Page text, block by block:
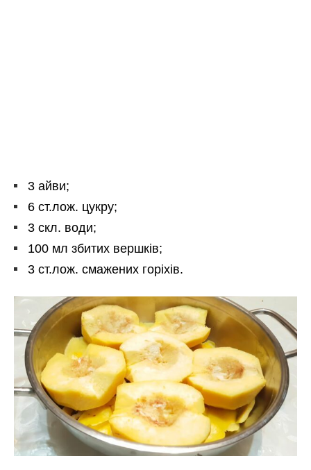
3 айви;
6 ст.лож. цукру;
3 скл. води;
100 мл збитих вершків;
3 ст.лож. смажених горіхів.